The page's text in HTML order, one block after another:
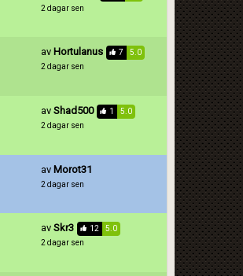
2 dagar sen
av Hortulanus 7
5.0
2 dagar sen
av Shad500 1
5.0
2 dagar sen
av Morot31
2 dagar sen
av Skr3 12
5.0
2 dagar sen